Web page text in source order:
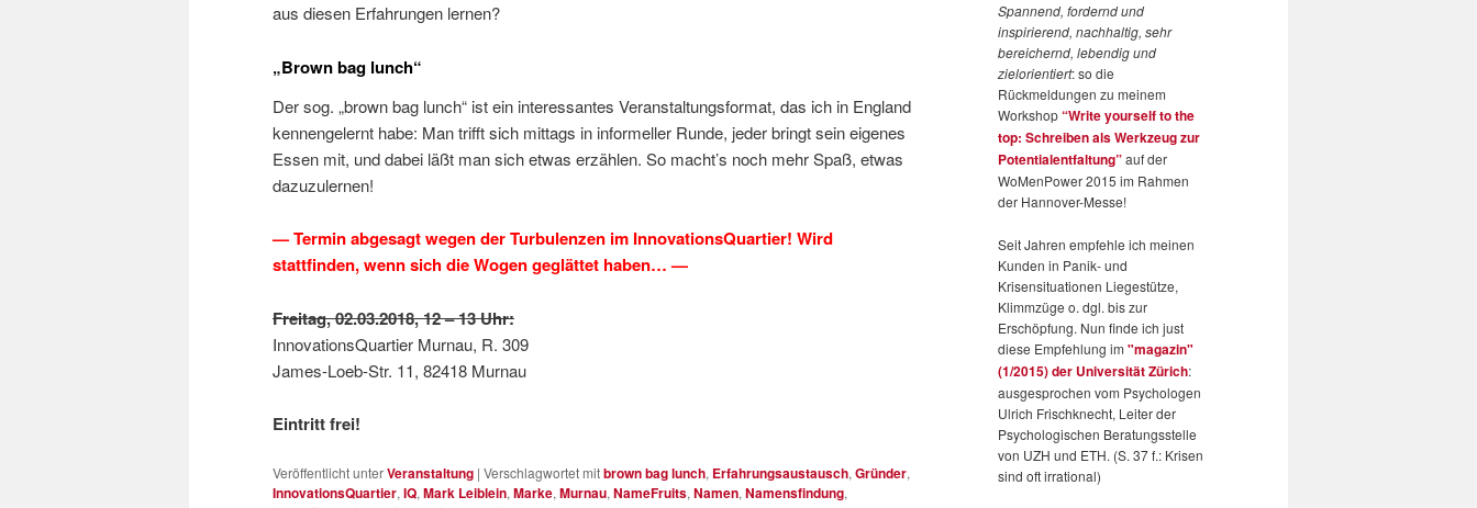
aus diesen Erfahrungen lernen?
„Brown bag lunch“
Der sog. „brown bag lunch“ ist ein interessantes Veranstaltungsformat, das ich in England
kennengelernt habe: Man trifft sich mittags in informeller Runde, jeder bringt sein eigenes
Essen mit, und dabei läßt man sich etwas erzählen. So macht’s noch mehr Spaß, etwas
dazuzulernen!
— Termin abgesagt wegen der Turbulenzen im InnovationsQuartier! Wird
stattfinden, wenn sich die Wogen geglättet haben… —
Freitag, 02.03.2018, 12 – 13 Uhr:
InnovationsQuartier Murnau, R. 309
James-Loeb-Str. 11, 82418 Murnau
Eintritt frei!
Veröffentlicht unterVeranstaltung | Verschlagwortet mitbrown bag lunch, Erfahrungsaustausch, Gründer,
InnovationsQuartier, IQ, Mark Leiblein, Marke, Murnau, NameFruits, Namen, Namensfindung,
Spannend, fordernd und
inspirierend, nachhaltig, sehr
bereichernd, lebendig und
zielorientiert: so die
Rückmeldungen zu meinem
Workshop“Write yourself to the
top: Schreiben als Werkzeug zur
Potentialentfaltung”auf der
WoMenPower 2015 im Rahmen
der Hannover-Messe!
Seit Jahren empfehle ich meinen
Kunden in Panik- und
Krisensituationen Liegestütze,
Klimmzüge o. dgl. bis zur
Erschöpfung. Nun finde ich just
diese Empfehlung im "magazin"
(1/2015) der Universität Zürich:
ausgesprochen vom Psychologen
Ulrich Frischknecht, Leiter der
Psychologischen Beratungsstelle
von UZH und ETH. (S. 37 f.: Krisen
sind oft irrational)